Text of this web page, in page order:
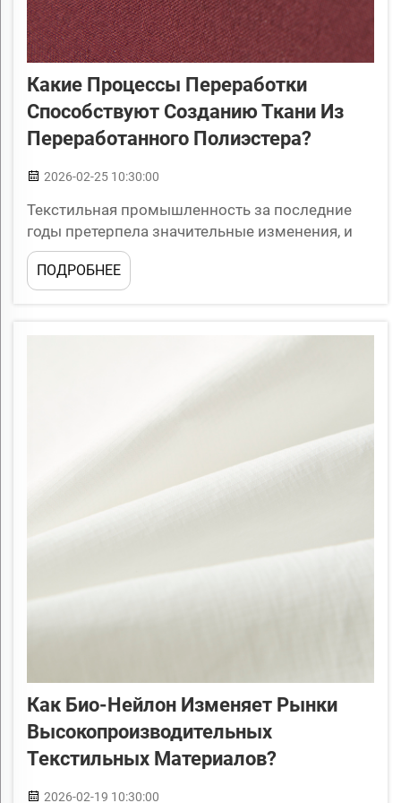
Какие Процессы Переработки
Способствуют Созданию Ткани Из
Переработанного Полиэстера?
2026-02-25 10:30:00
Текстильная промышленность за последние
годы претерпела значительные изменения, и
устойчивое развитие стало движущей силой
инноваций. Производство ткани из
переработанного полиэстера представляет
решений для решения экологических...
ПОДРОБНЕЕ
Как Био-Нейлон Изменяет Рынки
Высокопроизводительных
Текстильных Материалов?
2026-02-19 10:30:00